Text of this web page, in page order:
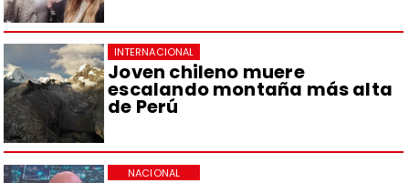
Joven chileno muere
escalando montaña más alta
de Perú
INTERNACIONAL
NACIONAL